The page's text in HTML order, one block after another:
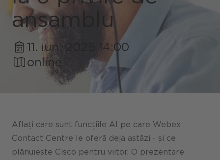
Portaluri / Magazine / Piață
Referințe
Podcast
Sustenabilitate CANCOM SE
ansamblu
11. iun. 2025 14:00
online
Aflați care sunt funcțiile AI pe care Webex
Contact Centre le oferă deja astăzi - și ce
plănuiește Cisco pentru viitor. O prezentare